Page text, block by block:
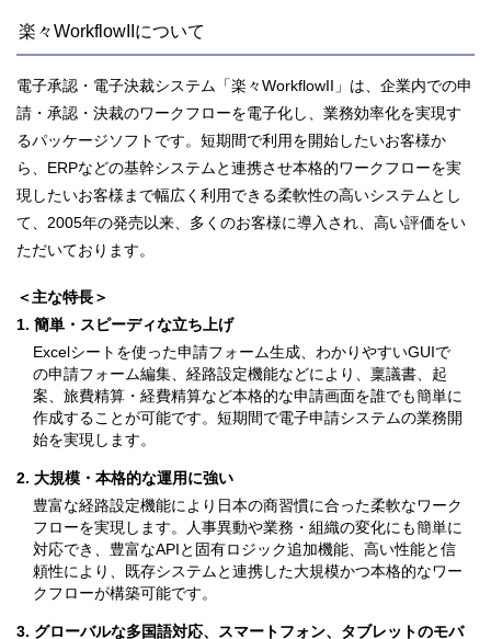
楽々WorkflowIIについて
電子承認・電子決裁システム「楽々WorkflowII」は、企業内での申
請・承認・決裁のワークフローを電子化し、業務効率化を実現す
るパッケージソフトです。短期間で利用を開始したいお客様か
ら、ERPなどの基幹システムと連携させ本格的ワークフローを実
現したいお客様まで幅広く利用できる柔軟性の高いシステムとし
て、2005年の発売以来、多くのお客様に導入され、高い評価をい
ただいております。
＜主な特長＞
1. 簡単・スピーディな立ち上げ
Excelシートを使った申請フォーム生成、わかりやすいGUIで
の申請フォーム編集、経路設定機能などにより、稟議書、起
案、旅費精算・経費精算など本格的な申請画面を誰でも簡単に
作成することが可能です。短期間で電子申請システムの業務開
始を実現します。
2. 大規模・本格的な運用に強い
豊富な経路設定機能により日本の商習慣に合った柔軟なワーク
フローを実現します。人事異動や業務・組織の変化にも簡単に
対応でき、豊富なAPIと固有ロジック追加機能、高い性能と信
頼性により、既存システムと連携した大規模かつ本格的なワー
クフローが構築可能です。
3. グローバルな多国語対応、スマートフォン、タブレットのモバ